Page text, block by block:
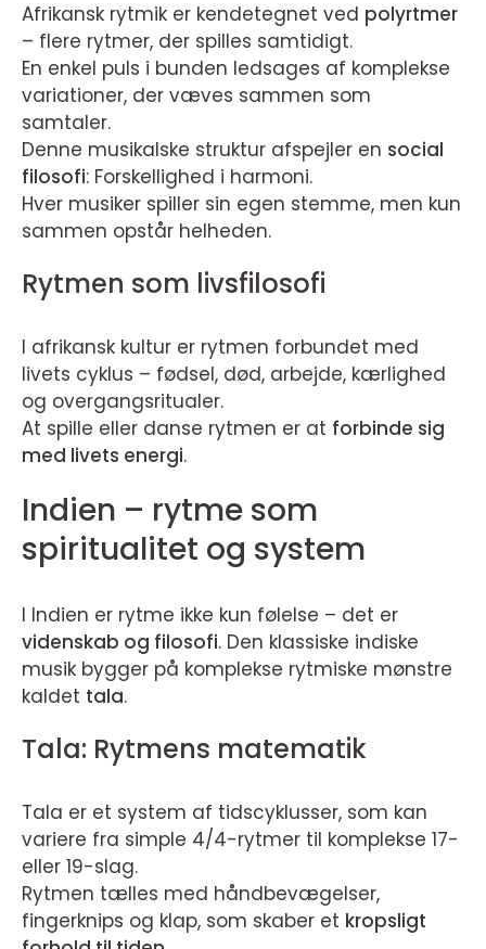
Afrikansk rytmik er kendetegnet ved polyrtmer
– flere rytmer, der spilles samtidigt.
En enkel puls i bunden ledsages af komplekse
variationer, der væves sammen som
samtaler.
Denne musikalske struktur afspejler en social
filosofi: Forskellighed i harmoni.
Hver musiker spiller sin egen stemme, men kun
sammen opstår helheden.
Rytmen som livsfilosofi
I afrikansk kultur er rytmen forbundet med
livets cyklus – fødsel, død, arbejde, kærlighed
og overgangsritualer.
At spille eller danse rytmen er at forbinde sig
med livets energi.
Indien – rytme som
spiritualitet og system
I Indien er rytme ikke kun følelse – det er
videnskab og filosofi. Den klassiske indiske
musik bygger på komplekse rytmiske mønstre
kaldet tala.
Tala: Rytmens matematik
Tala er et system af tidscyklusser, som kan
variere fra simple 4/4-rytmer til komplekse 17-
eller 19-slag.
Rytmen tælles med håndbevægelser,
fingerknips og klap, som skaber et kropsligt